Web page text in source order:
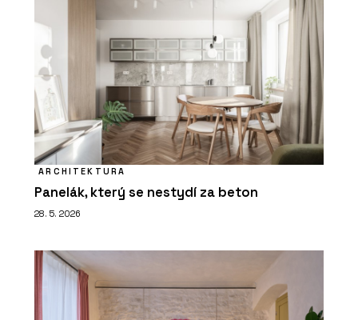
ARCHITEKTURA
Panelák, který se nestydí za beton
28. 5. 2026